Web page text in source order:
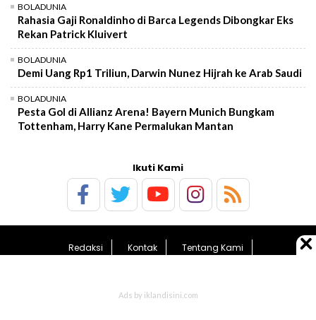
BOLADUNIA
Rahasia Gaji Ronaldinho di Barca Legends Dibongkar Eks
Rekan Patrick Kluivert
BOLADUNIA
Demi Uang Rp1 Triliun, Darwin Nunez Hijrah ke Arab Saudi
BOLADUNIA
Pesta Gol di Allianz Arena! Bayern Munich Bungkam
Tottenham, Harry Kane Permalukan Mantan
Ikuti Kami
Redaksi Kontak
Tentang Kami